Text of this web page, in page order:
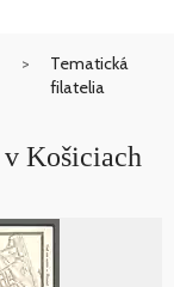
Tematická
filatelia
Košiciach